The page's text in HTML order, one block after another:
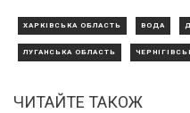
ХАРКІВСЬКА ОБЛАСТЬ ВОДА
ЛУГАНСЬКА ОБЛАСТЬ
ЧИТАЙТЕ ТАКОЖ